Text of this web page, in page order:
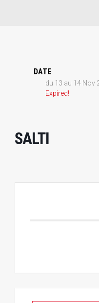
DATE
du 13 au 14 Nov
Expired!
SALTI